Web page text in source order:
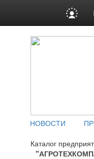
НОВОСТИ
Каталог